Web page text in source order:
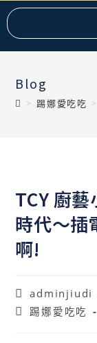
Blog
> 踢娜愛吃吃 >
TCY 廚
時代〜插
啊!
adminjiudi
踢娜愛吃吃